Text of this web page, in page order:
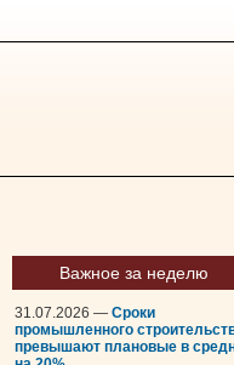
Важное за неделю
31.07.2026 — Сроки
промышленного
превышают плановые в